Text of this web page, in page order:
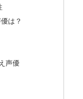
は？
声優